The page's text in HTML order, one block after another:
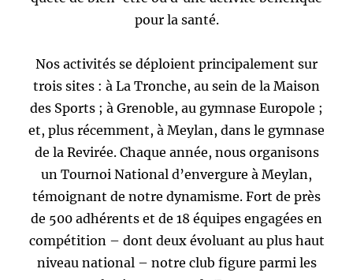
pour la santé.
Nos activités se déploient principalement sur
trois sites : à La Tronche, au sein de la Maison
des Sports ; à Grenoble, au gymnase Europole ;
et, plus récemment, à Meylan, dans le gymnase
de la Revirée. Chaque année, nous organisons
un Tournoi National d’envergure à Meylan,
témoignant de notre dynamisme. Fort de près
de 500 adhérents et de 18 équipes engagées en
compétition – dont deux évoluant au plus haut
niveau national – notre club figure parmi les